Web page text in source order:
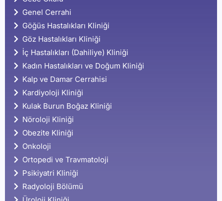
Genel Cerrahi
Göğüs Hastalıkları Kliniği
Göz Hastalıkları Kliniği
İç Hastalıkları (Dahiliye) Kliniği
Kadın Hastalıkları ve Doğum Kliniği
Kalp ve Damar Cerrahisi
Kardiyoloji Kliniği
Kulak Burun Boğaz Kliniği
Nöroloji Kliniği
Obezite Kliniği
Onkoloji
Ortopedi ve Travmatoloji
Psikiyatri Kliniği
Radyoloji Bölümü